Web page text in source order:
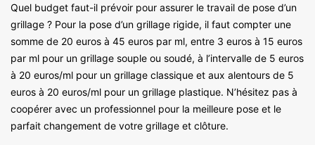
Quel budget faut-il prévoir pour assurer le travail de pose d’un
grillage ? Pour la pose d’un grillage rigide, il faut compter une
somme de 20 euros à 45 euros par ml, entre 3 euros à 15 euros
par ml pour un grillage souple ou soudé, à l’intervalle de 5 euros
à 20 euros/ml pour un grillage classique et aux alentours de 5
euros à 20 euros/ml pour un grillage plastique. N’hésitez pas à
coopérer avec un professionnel pour la meilleure pose et le
parfait changement de votre grillage et clôture.